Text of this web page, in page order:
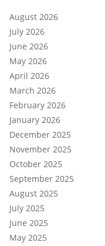
August 2026
July 2026
June 2026
May 2026
April 2026
March 2026
February 2026
January 2026
December 2025
November 2025
October 2025
September 2025
August 2025
July 2025
June 2025
May 2025